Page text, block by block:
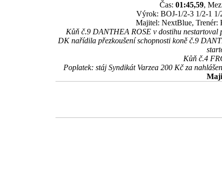
Čas: 01:45,59,
Výrok: BOJ-1/2-3 1/2-1 1/
Majitel: NextBlue, Trenér:
Kůň č.9 DANTHEA ROSE v dostihu nestartoval
DK nařídila přezkoušení schopnosti koně č.9
Kůň č.4
Poplatek: stáj Syndikát Varzea 200 Kč za